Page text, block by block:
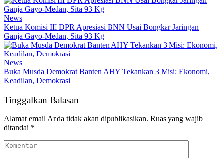
News
Ketua Komisi III DPR Apresiasi BNN Usai Bongkar Jaringan
Ganja Gayo-Medan, Sita 93 Kg
News
Buka Musda Demokrat Banten AHY Tekankan 3 Misi: Ekonomi,
Keadilan, Demokrasi
Tinggalkan Balasan
Alamat email Anda tidak akan dipublikasikan. Ruas yang wajib
ditandai *